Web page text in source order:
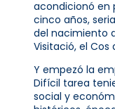
acondicionó en
cinco años,
del nacimiento
Visitació, el Cos
Y empezó la
Difícil tarea
social y